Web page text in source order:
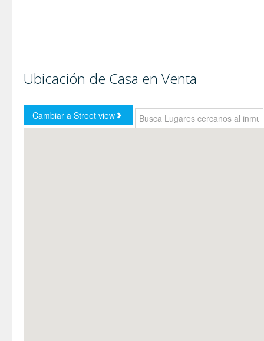
Ubicación de Casa en Venta